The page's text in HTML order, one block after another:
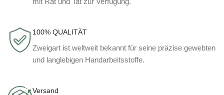
100% QUALITÄT
Zweigart ist weltweit bekannt für seine präzise gewebten
und langlebigen Handarbeitsstoffe.
Versand